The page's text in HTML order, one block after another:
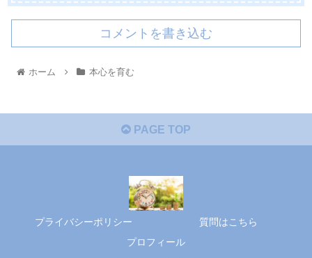
コメントを書き込む
ホーム 本心を育む
PAGE TOP
プライバシーポリシー
質問はこちら
プロフィール